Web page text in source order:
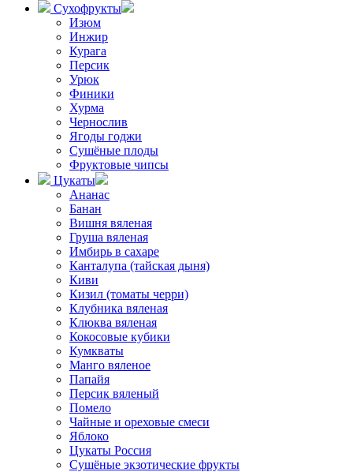
Сухофрукты
Изюм
Инжир
Курага
Персик
Урюк
Финики
Хурма
Чернослив
Ягоды годжи
Сушёные плоды
Фруктовые чипсы
Цукаты
Ананас
Банан
Вишня вяленая
Груша вяленая
Имбирь в сахаре
Канталупа (тайская дыня)
Киви
Кизил (томаты черри)
Клубника вяленая
Клюква вяленая
Кокосовые кубики
Кумкваты
Манго вяленое
Папайя
Персик вяленый
Помело
Чайные и ореховые смеси
Яблоко
Цукаты Россия
Сушёные экзотические фрукты